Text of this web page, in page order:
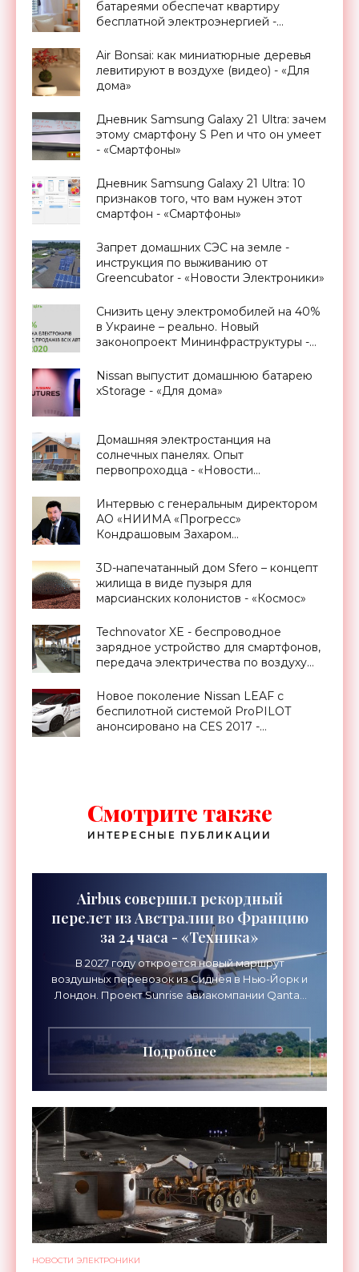
батареями обеспечат квартиру
бесплатной электроэнергией -
Air Bonsai: как миниатюрные деревья
левитируют в воздухе (видео) - «Для
дома»
Дневник Samsung Galaxy 21 Ultra: зачем
этому смартфону S Pen и что он умеет
- «Смартфоны»
Дневник Samsung Galaxy 21 Ultra: 10
признаков того, что вам нужен этот
смартфон - «Смартфоны»
Запрет домашних СЭС на земле -
инструкция по выживанию от
Greencubator - «Новости Электроники»
Снизить цену электромобилей на 40%
в Украине – реально. Новый
законопроект Мининфраструктуры -
Nissan выпустит домашнюю батарею
xStorage - «Для дома»
Домашняя электростанция на
солнечных панелях. Опыт
первопроходца - «Новости
Интервью с генеральным директором
АО «НИИМА «Прогресс»
Кондрашовым Захаром
Форума «Микроэлектроника-2021» -
«Смартфоны»
3D-напечатанный дом Sfero – концепт
жилища в виде пузыря для
марсианских колонистов - «Космос»
Technovator XE - беспроводное
зарядное устройство для смартфонов,
передача электричества по воздуху
Новое поколение Nissan LEAF с
беспилотной системой ProPILOT
анонсировано на CES 2017 -
Смотрите также
ИНТЕРЕСНЫЕ ПУБЛИКАЦИИ
Airbus совершил рекордный
перелет из Австралии во Францию
за 24 часа - «Техника»
В 2027 году откроется новый маршрут
воздушных перевозок из Сиднея в Нью-Йорк и
Лондон. Проект Sunrise авиакомпании Qantas
длительностью до 24
Подробнее
НОВОСТИ ЭЛЕКТРОНИКИ